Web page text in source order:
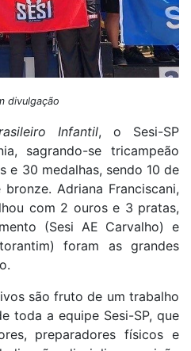
divulgação
Infantil, o Sesi-SP
sagrando-se tricampeão
e 30 medalhas, sendo 10 de
Adriana Franciscani,
com 2 ouros e 3 pratas,
(Sesi AE Carvalho) e
foram as grandes
são fruto de um trabalho
toda a equipe Sesi-SP, que
preparadores físicos e